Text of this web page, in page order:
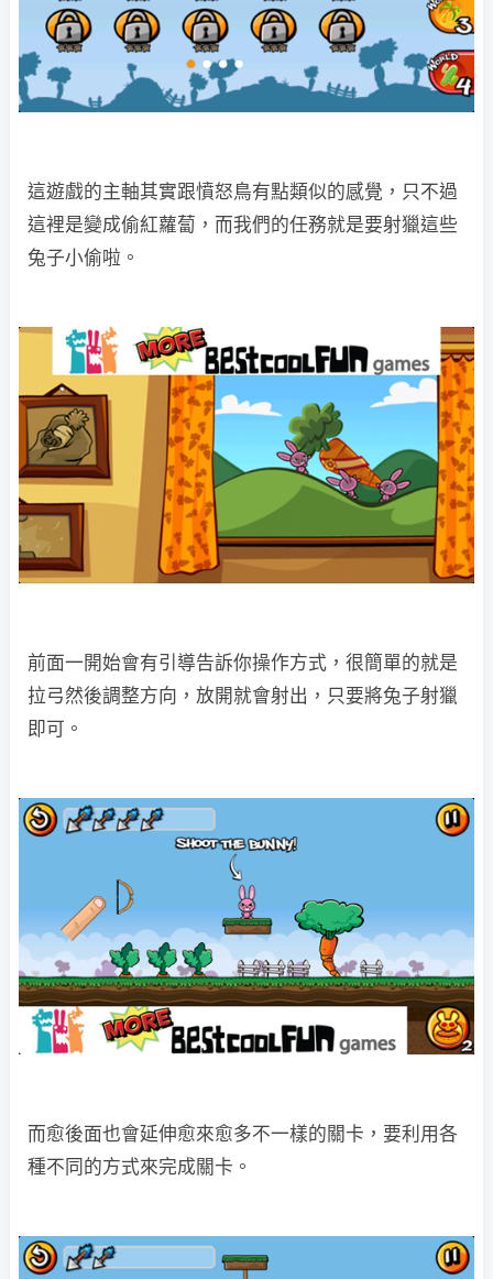
這遊戲的主軸其實跟憤怒鳥有點類似的感覺，只不過
這裡是變成偷紅蘿蔔，而我們的任務就是要射獵這些
兔子小偷啦。
前面一開始會有引導告訴你操作方式，很簡單的就是
拉弓然後調整方向，放開就會射出，只要將兔子射獵
即可。
而愈後面也會延伸愈來愈多不一樣的關卡，要利用各
種不同的方式來完成關卡。